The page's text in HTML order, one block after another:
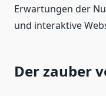
Erwartungen der
und interaktive
Der zauber